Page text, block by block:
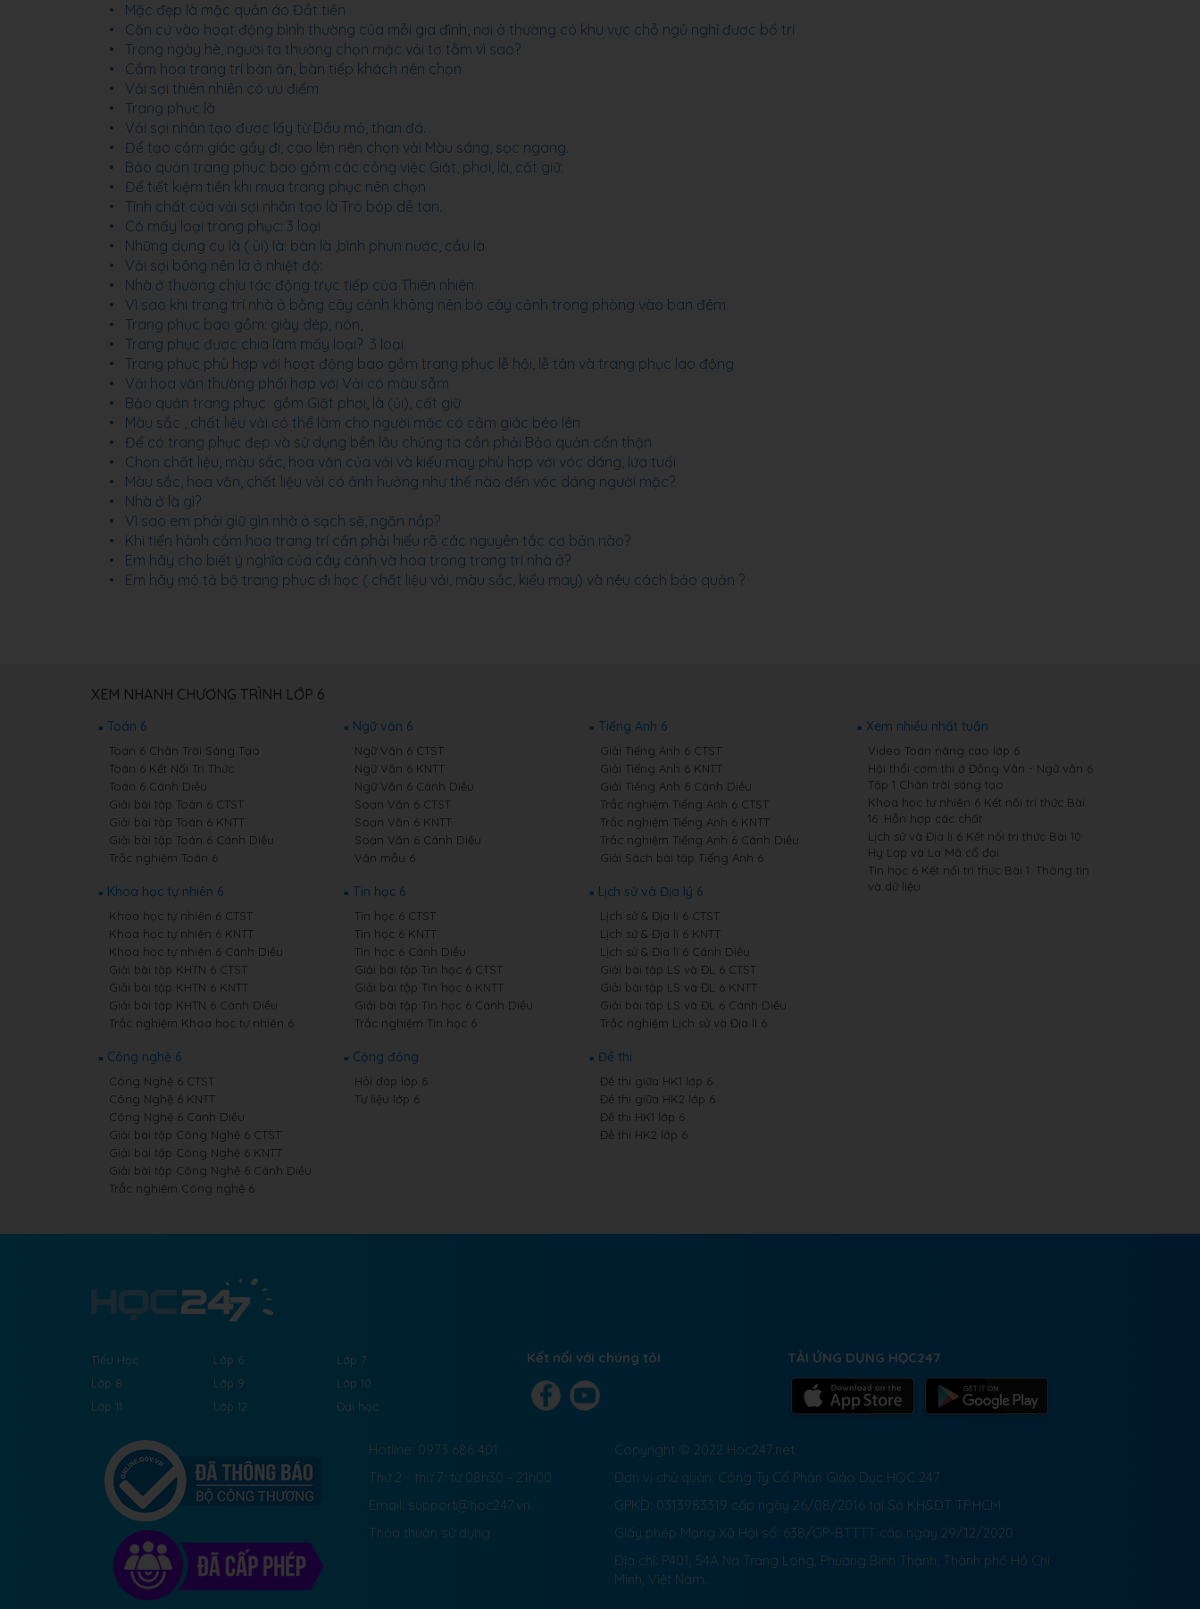
Mặc đẹp là mặc quần áo Đắt tiền
Căn cứ vào hoạt động bình thường của mỗi gia đình, nơi ở thường có khu vực chỗ ngủ nghỉ được bố trí
Trong ngày hè, người ta thường chọn mặc vải tơ tằm vì sao?
Cắm hoa trang trí bàn ăn, bàn tiếp khách nên chọn
Vải sợi thiên nhiên có ưu điểm
Trang phục là
Vải sợi nhân tạo được lấy từ Dầu mỏ, than đá.
Để tạo cảm giác gầy đi, cao lên nên chọn vải Màu sáng, sọc ngang.
Bảo quản trang phục bao gồm các công việc Giặt, phơi, là, cất giữ.
Để tiết kiệm tiền khi mua trang phục nên chọn
Tính chất của vải sợi nhân tạo là Tro bóp dễ tan.
Có mấy loại trang phục: 3 loại
Những dụng cụ là ( ủi) là: bàn là ,bình phun nước, cầu là.
Vải sợi bông nên là ở nhiệt độ:
Nhà ở thường chịu tác động trực tiếp của Thiên nhiên.
Vì sao khi trang trí nhà ở bằng cây cảnh không nên bỏ cây cảnh trong phòng vào ban đêm
Trang phục bao gồm: giày dép, nón,
Trang phục được chia làm mấy loại? 3 loại
Trang phục phù hợp với hoạt động bao gồm trang phục lễ hội, lễ tân và trang phục lao động
Vải hoa văn thường phối hợp với Vải có màu sẫm
Bảo quản trang phục gồm Giặt phơi, là (ủi), cất giữ
Màu sắc , chất liệu vải có thể làm cho người mặc có cảm giác béo lên
Để có trang phục đẹp và sử dụng bền lâu chúng ta cần phải Bảo quản cẩn thận
Chọn chất liệu, màu sắc, hoa văn của vải và kiểu may phù hợp với vóc dáng, lứa tuổi
Màu sắc, hoa văn, chất liệu vải có ảnh hưởng như thế nào đến vóc dáng người mặc?
Nhà ở là gì?
Vì sao em phải giữ gìn nhà ở sạch sẽ, ngăn nắp?
Khi tiến hành cắm hoa trang trí cần phải hiểu rõ các nguyên tắc cơ bản nào?
Em hãy cho biết ý nghĩa của cây cảnh và hoa trong trang trí nhà ở?
Em hãy mô tả bộ trang phục đi học ( chất liệu vải, màu sắc, kiểu may) và nêu cách bảo quản ?
XEM NHANH CHƯƠNG TRÌNH LỚP 6
Toán 6
Toán 6 Chân Trời Sáng Tạo
Toán 6 Kết Nối Tri Thức
Toán 6 Cánh Diều
Giải bài tập Toán 6 CTST
Giải bài tập Toán 6 KNTT
Giải bài tập Toán 6 Cánh Diều
Trắc nghiệm Toán 6
Ngữ văn 6
Ngữ Văn 6 CTST
Ngữ Văn 6 KNTT
Ngữ Văn 6 Cánh Diều
Soạn Văn 6 CTST
Soạn Văn 6 KNTT
Soạn Văn 6 Cánh Diều
Văn mẫu 6
Tiếng Anh 6
Giải Tiếng Anh 6 CTST
Giải Tiếng Anh 6 KNTT
Giải Tiếng Anh 6 Cánh Diều
Trắc nghiệm Tiếng Anh 6 CTST
Trắc nghiệm Tiếng Anh 6 KNTT
Trắc nghiệm Tiếng Anh 6 Cánh Diều
Giải Sách bài tập Tiếng Anh 6
Khoa học tự nhiên 6
Khoa học tự nhiên 6 CTST
Khoa học tự nhiên 6 KNTT
Khoa học tự nhiên 6 Cánh Diều
Giải bài tập KHTN 6 CTST
Giải bài tập KHTN 6 KNTT
Giải bài tập KHTN 6 Cánh Diều
Trắc nghiệm Khoa học tự nhiên 6
Tin học 6
Tin học 6 CTST
Tin học 6 KNTT
Tin học 6 Cánh Diều
Giải bài tập Tin học 6 CTST
Giải bài tập Tin học 6 KNTT
Giải bài tập Tin học 6 Cánh Diều
Trắc nghiệm Tin học 6
Lịch sử và Địa lý 6
Lịch sử & Địa lí 6 CTST
Lịch sử & Địa lí 6 KNTT
Lịch sử & Địa lí 6 Cánh Diều
Giải bài tập LS và ĐL 6 CTST
Giải bài tập LS và ĐL 6 KNTT
Giải bài tập LS và ĐL 6 Cánh Diều
Trắc nghiệm Lịch sử và Địa lí 6
Công nghệ 6
Công Nghệ 6 CTST
Công Nghệ 6 KNTT
Công Nghệ 6 Cánh Diều
Giải bài tập Công Nghệ 6 CTST
Giải bài tập Công Nghệ 6 KNTT
Giải bài tập Công Nghệ 6 Cánh Diều
Trắc nghiệm Công nghệ 6
Cộng đồng
Hỏi đáp lớp 6
Tư liệu lớp 6
Đề thi
Đề thi giữa HK1 lớp 6
Đề thi giữa HK2 lớp 6
Đề thi HK1 lớp 6
Đề thi HK2 lớp 6
Xem nhiều nhất tuần
Video Toán nâng cao lớp 6
Hội thổi cơm thi ở Đồng Vân - Ngữ văn 6
Tập 1 Chân trời sáng tạo
Khoa học tự nhiên 6 Kết nối tri thức Bài
16: Hỗn hợp các chất
Lịch sử và Địa lí 6 Kết nối tri thức Bài 10:
Hy Lạp và La Mã cổ đại
Tin học 6 Kết nối tri thức Bài 1: Thông tin
và dữ liệu
Tiểu Học Lớp 6
Lớp 7
Lớp 8
Lớp 9
Lớp 10
Lớp 11
Lớp 12 Đại học
Kết nối với chúng tôi TẢI ỨNG DỤNG HỌC247
Hotline: 0973 686 401
Thứ 2 - thứ 7: từ 08h30 - 21h00
Email: support@hoc247.vn
Thỏa thuận sử dụng
Copyright © 2022 Hoc247.net
Đơn vị chủ quản: Công Ty Cổ Phần Giáo Dục HỌC 247
GPKD: 0313983319 cấp ngày 26/08/2016 tại Sở KH&ĐT TP.HCM
Giấy phép Mạng Xã Hội số: 638/GP-BTTTT cấp ngày 29/12/2020
Địa chỉ: P401, 54A Nơ Trang Long, Phường Bình Thạnh, Thành phố Hồ Chí
Minh, Việt Nam.